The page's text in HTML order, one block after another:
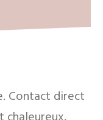
Contact direct